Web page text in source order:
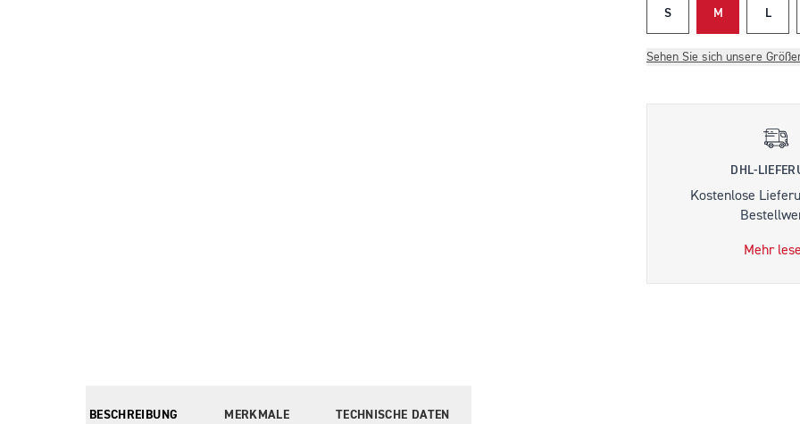
S M L
Sehen Sie sich unsere
DHL-
Kostenlose
Mehr
BESCHREIBUNG MERKMALE TECHNISCHE DATEN